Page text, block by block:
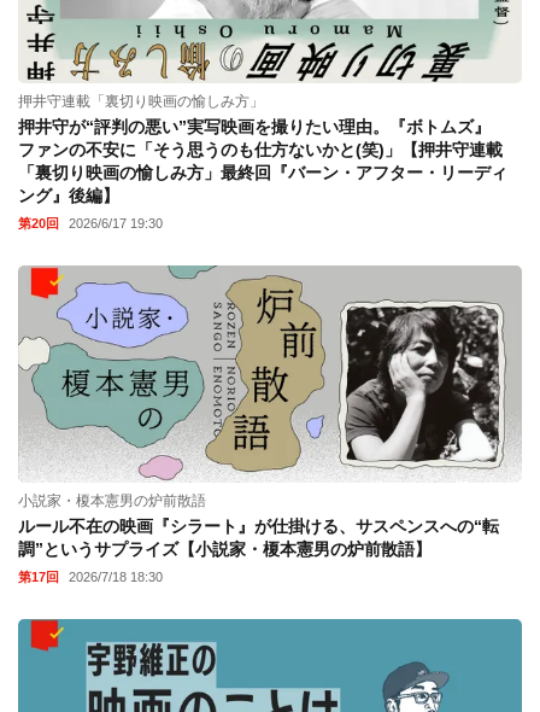
押井守連載「裏切り映画の愉しみ方」
押井守が“評判の悪い”実写映画を撮りたい理由。『ボトムズ』
ファンの不安に「そう思うのも仕方ないかと(笑)」【押井守連載
「裏切り映画の愉しみ方」最終回『バーン・アフター・リーディ
ング』後編】
第20回 2026/6/17 19:30
小説家・榎本憲男の炉前散語
ルール不在の映画『シラート』が仕掛ける、サスペンスへの“転
調”というサプライズ【小説家・榎本憲男の炉前散語】
第17回 2026/7/18 18:30